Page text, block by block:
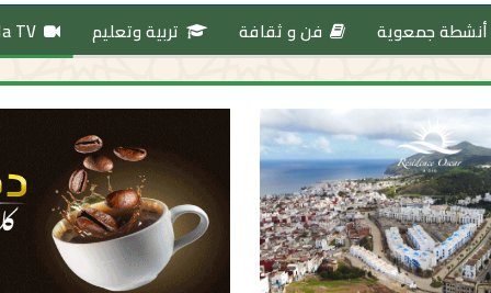
أنشطة جمعوية فن و ثقافة تربية وتعليم TV